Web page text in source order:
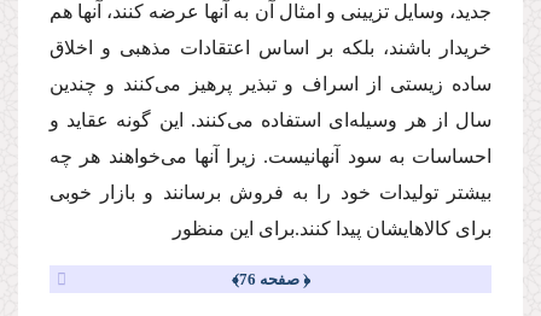
جدید، وسایل تزیینى و امثال آن به آنها عرضه كنند، آنها هم
خریدار باشند، بلكه بر اساس اعتقادات مذهبى و اخلاق
ساده زیستى از اسراف و تبذیر پرهیز‌ مى‌كنند و چندین
سال از هر وسیله‌اى استفاده‌ مى‌كنند. این گونه عقاید و
احساسات به سود آنهانیست. زیرا آنها‌ مى‌خواهند هر چه
بیشتر تولیدات خود را به فروش برسانند و بازار خوبى
براى كالاهایشان پیدا كنند.براى این منظور
﴿ صفحه 76﴾